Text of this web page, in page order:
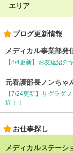
エリア
ブログ更新情報
メディカル事業部発
【8/4更新】お友達紹介
元看護部長ノンちゃ
【7/24更新】サグラダ
近！！
お仕事探し
メディカルステーシ